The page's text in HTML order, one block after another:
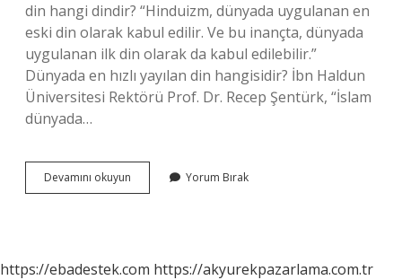
din hangi dindir? “Hinduizm, dünyada uygulanan en
eski din olarak kabul edilir. Ve bu inançta, dünyada
uygulanan ilk din olarak da kabul edilebilir.”
Dünyada en hızlı yayılan din hangisidir? İbn Haldun
Üniversitesi Rektörü Prof. Dr. Recep Şentürk, “İslam
dünyada…
Devamını okuyun
Hızlı
Yorum Bırak
https://ebadestek.com https://akyurekpazarlama.com.tr